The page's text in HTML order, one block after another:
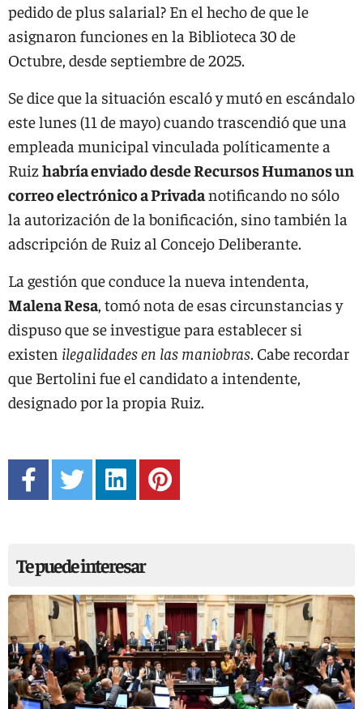
pedido de plus salarial? En el hecho de que le
asignaron funciones en la Biblioteca 30 de
Octubre, desde septiembre de 2025.
Se dice que la situación escaló y mutó en escándalo
este lunes (11 de mayo) cuando trascendió que una
empleada municipal vinculada políticamente a
Ruizhabría enviado desde Recursos Humanos un
correo electrónico a Privadanotificando no sólo
la autorización de la bonificación, sino también la
adscripción de Ruiz al Concejo Deliberante.
La gestión que conduce la nueva intendenta,
Malena Resa, tomó nota de esas circunstancias y
dispuso que se investigue para establecer si
existen ilegalidades en las maniobras. Cabe recordar
que Bertolini fue el candidato a intendente,
designado por la propia Ruiz.
Te puede interesar